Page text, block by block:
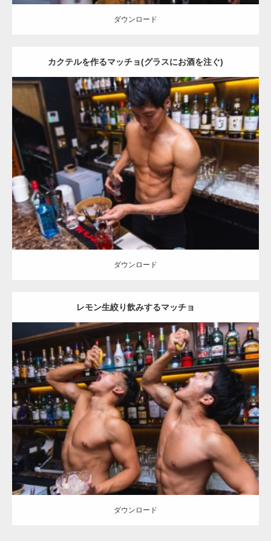
ダウンロード
カクテルを作るマッチョ(グラスにお酒を注ぐ)
Update: 2021.07.1
Category:バーのマッチョ
ダウンロード
ダウンロード
レモン生絞り飲みするマッチョ
Update:2023.09.10
Category:バーのマッチョ 外資系筋肉 大胸筋
ダウンロード
ダウンロード
ギネス世界記録…
【TV】TBS番組「ひるおび」にてマッスルプ
ラスが紹介されま…
TOKYO FMラジオ番組「ONE MORNING」
で紹介さ…